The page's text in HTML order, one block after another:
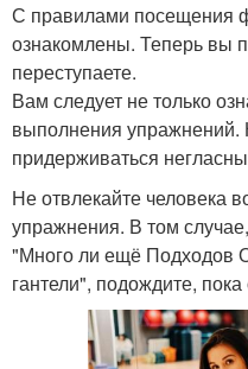
С правилами посещения
ознакомлены. Теперь вы
переступаете.
Вам следует не только
выполнения упражнений.
придерживаться
Не отвлекайте человека
упражнения. В том
"Много ли ещё Подходов
гантели", подождите,